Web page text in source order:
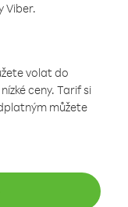
Viber.
volat do
ceny. Tarif si
můžete